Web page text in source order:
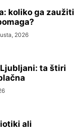
koliko ga zaužiti
2026
ta štiri
ali